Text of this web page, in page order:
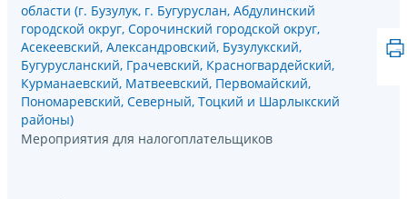
области (г. Бузулук, г. Бугуруслан, Абдулинский
городской округ, Сорочинский городской округ,
Асекеевский, Александровский, Бузулукский,
Бугурусланский, Грачевский, Красногвардейский,
Курманаевский, Матвеевский, Первомайский,
Пономаревский, Северный, Тоцкий и Шарлыкский
районы)
Мероприятия для налогоплательщиков